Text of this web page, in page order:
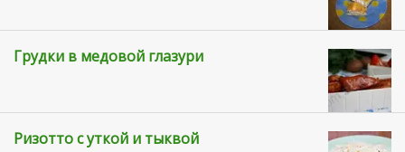
Грудки в медовой глазури
Ризотто с уткой и тыквой